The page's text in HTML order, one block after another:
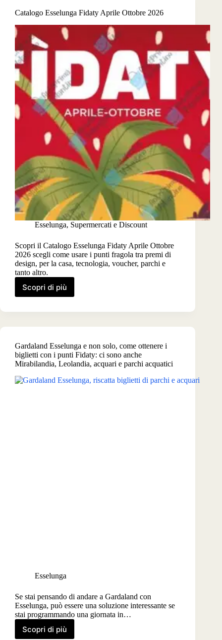
Catalogo Esselunga Fidaty Aprile Ottobre 2026
Esselunga, Supermercati e Discount
Scopri il Catalogo Esselunga Fidaty Aprile Ottobre
2026 scegli come usare i punti fragola tra premi di
design, per la casa, tecnologia, voucher, parchi e
tanto altro.
Scopri di più
Catalogo
Fidaty
Ottobre
Gardaland Esselunga e non solo, come ottenere i
biglietti con i punti Fidaty: ci sono anche
Mirabilandia, Leolandia, acquari e parchi acquatici
Esselunga
Se stai pensando di andare a Gardaland con
Esselunga, può essere una soluzione interessante se
stai programmando una giornata in…
Scopri di più
Gardaland